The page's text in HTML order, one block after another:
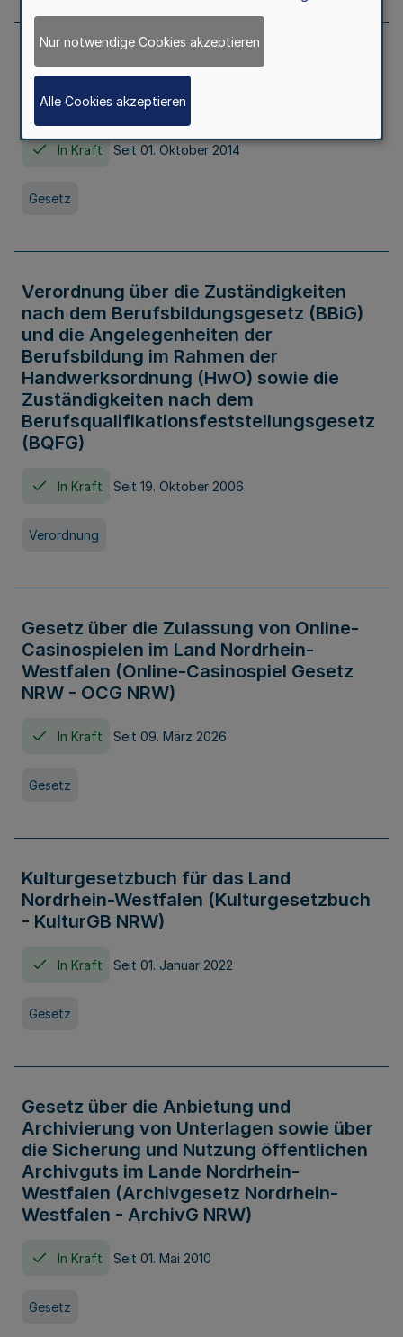
Gesetz über die Hochschulen des Landes
Nordrhein-Westfalen (Hochschulgesetz -
HG)
In Kraft Seit 01. Oktober 2014
Gesetz
Verordnung über die Zuständigkeiten
nach dem Berufsbildungsgesetz (BBiG)
und die Angelegenheiten der
Berufsbildung im Rahmen der
Handwerksordnung (HwO) sowie die
Zuständigkeiten nach dem
Berufsqualifikationsfeststellungsgesetz
(BQFG)
In Kraft Seit 19. Oktober 2006
Verordnung
Gesetz über die Zulassung von Online-
Casinospielen im Land Nordrhein-
Westfalen (Online-Casinospiel Gesetz
NRW - OCG NRW)
In Kraft Seit 09. März 2026
Gesetz
Kulturgesetzbuch für das Land
Nordrhein-Westfalen (Kulturgesetzbuch
- KulturGB NRW)
In Kraft Seit 01. Januar 2022
Gesetz
Gesetz über die Anbietung und
Archivierung von Unterlagen sowie über
die Sicherung und Nutzung öffentlichen
Archivguts im Lande Nordrhein-
Westfalen (Archivgesetz Nordrhein-
Westfalen - ArchivG NRW)
In Kraft Seit 01. Mai 2010
Gesetz
Nur notwendige Cookies akzeptieren
Alle Cookies akzeptieren